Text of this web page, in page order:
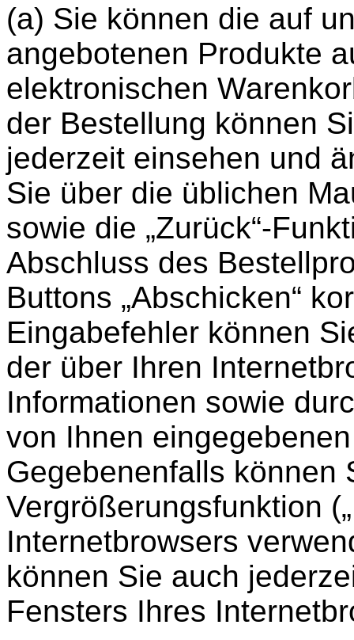
(a) Sie können die auf
angebotenen Produkte
elektronischen
der Bestellung können
jederzeit einsehen und
Sie über die üblichen
sowie die „Zurück“-
Abschluss des
Buttons „Abschicken“
Eingabefehler können
der über Ihren
Informationen sowie
von Ihnen
Gegebenenfalls können
Vergrößerungsfunktion
Internetbrowsers
können Sie auch
Fensters Ihres